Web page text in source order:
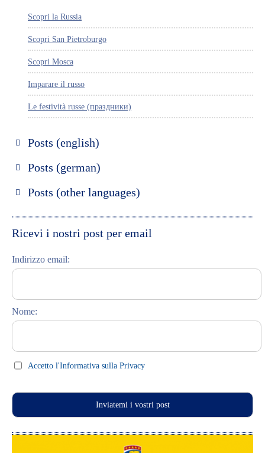
Scopri la Russia
Scopri San Pietroburgo
Scopri Mosca
Imparare il russo
Le festività russe (праздники)
Posts (english)
Student Interviews
Celebrations (праздники)
Posts (german)
Moskau entdecken
Posts (other languages)
Ricevi i nostri post per email
Indirizzo email:
Nome:
Accetto l'Informativa sulla Privacy